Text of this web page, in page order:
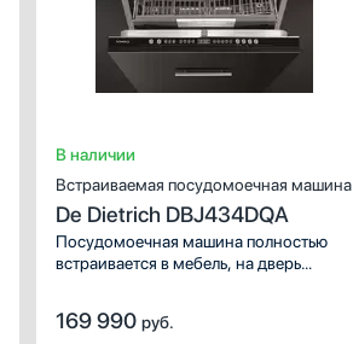
Крепление фасада
Жесткое
В наличии
Встраиваемая посудомоечная машина
De Dietrich DBJ434DQA
Посудомоечная машина полностью
встраивается в мебель, на дверь
По окончании работы дверь
169 990 руб.